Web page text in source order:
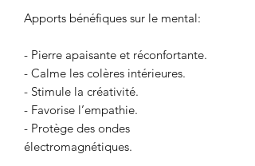
Apports bénéfiques sur le mental:
- Pierre apaisante et réconfortante.
- Calme les colères intérieures.
- Stimule la créativité.
- Favorise l’empathie.
- Protège des ondes
électromagnétiques.